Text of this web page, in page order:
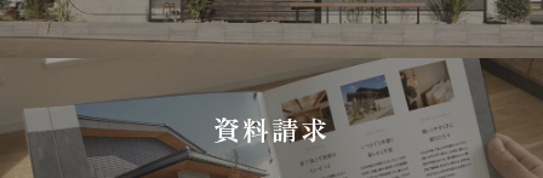
り
資料請求